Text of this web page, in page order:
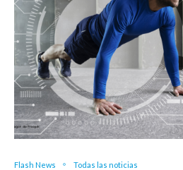
Flash News Todas las noticias